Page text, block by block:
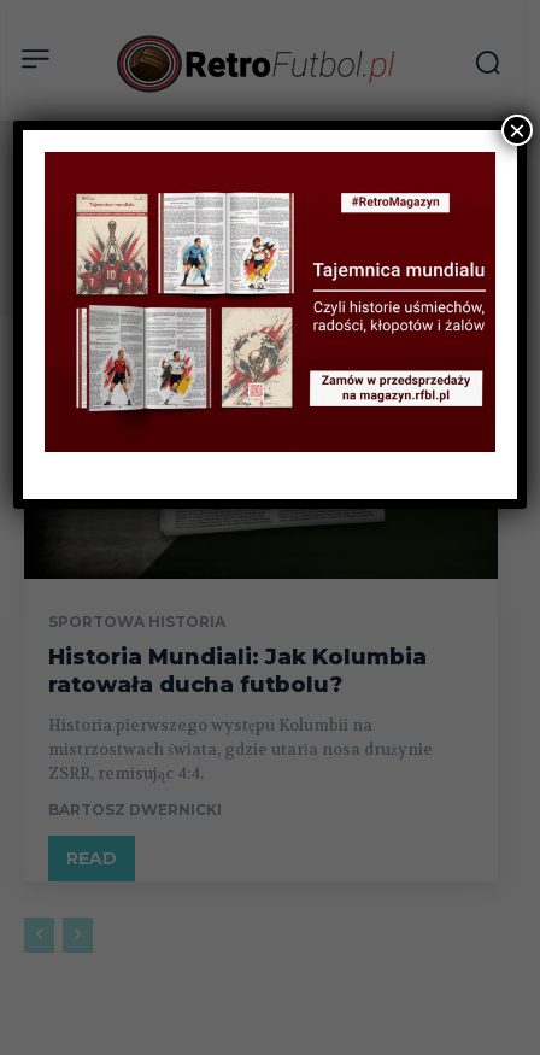
Tag: Chile 1962
SPORTOWA HISTORIA
Historia Mundiali: Jak Kolumbia
ratowała ducha futbolu?
Historia pierwszego występu Kolumbii na
mistrzostwach świata, gdzie utarła nosa drużynie
ZSRR, remisując 4:4.
BARTOSZ DWERNICKI
READ
×